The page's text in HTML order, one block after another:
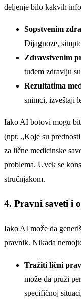
deljenje bilo kakvih
Sopstvenim
Dijagnoze,
Zdravstvenim
tuđem zdravlju
Rezultatima
snimci, izveštaji
Iako AI botovi mogu
(npr. „Koje su
za lične medicinske
problema. Uvek se
stručnjakom.
4. Pravni saveti i
Iako AI može da
pravnik. Nikada
Tražiti lični
može da pruži
specifičnoj